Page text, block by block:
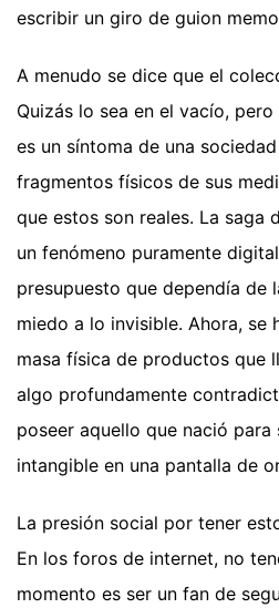
escribir un giro de guion
A menudo se dice que el
Quizás lo sea en el vacío,
es un síntoma de una
fragmentos físicos de sus
que estos son reales. La saga
un fenómeno puramente
presupuesto que dependía de
miedo a lo invisible. Ahora, se
masa física de productos que
algo profundamente
poseer aquello que nació para
intangible en una pantalla de
La presión social por tener
En los foros de internet, no
momento es ser un fan de